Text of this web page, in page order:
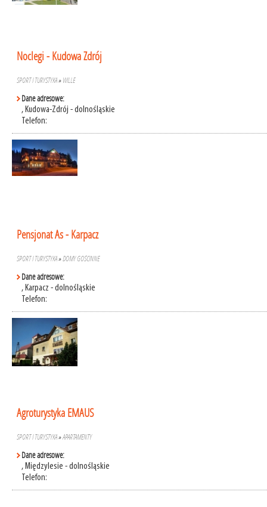
Noclegi - Kudowa Zdrój
SPORT I TURYSTYKA» WILLE
Dane adresowe:
, Kudowa-Zdrój - dolnośląskie
Telefon:
Pensjonat As - Karpacz
SPORT I TURYSTYKA»DOMY GOŚCINNE
Dane adresowe:
, Karpacz - dolnośląskie
Telefon:
Agroturystyka EMAUS
SPORT I TURYSTYKA»APARTAMENTY
Dane adresowe:
, Międzylesie - dolnośląskie
Telefon: